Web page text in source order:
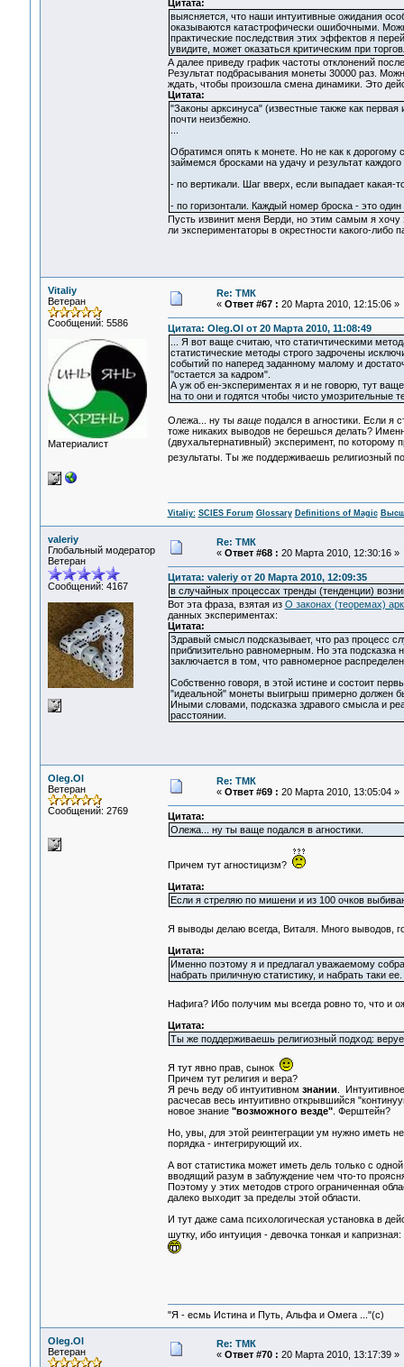
Цитата:
выясняется, что наши интуитивные ожидания
оказываются катастрофически ошибочными.
практические последствия этих эффектов я
увидите, может оказаться критическим при
А далее приведу график частоты отклонений
Результат подбрасывания монеты 30000 раз.
ждать, чтобы произошла смена динамики. Это
Цитата:
"Законы арксинуса" (известные также как
почти неизбежно.
Обратимся опять к монете. Но не как к дорогому
займемся бросками на удачу и результат
- по вертикали. Шаг вверх, если выпадает какая-
- по горизонтали. Каждый номер броска - это
Пусть извинит меня Верди, но этим самым я хочу
ли экспериментаторы в окрестности какого-либо
Vitaliy
Ветеран
Сообщений: 5586
Материалист
Re: ТМК
« Ответ #67 : 20 Марта 2010, 12:15:06 »
Цитата: Oleg.Ol от 20 Марта 2010, 11:08:49
... Я вот ваще считаю, что статичтическими
статистические методы строго задрочены
событий по наперед заданному малому и
"остается за кадром".
А уж об ен-экспериментах я и не говорю, тут
на то они и годятся чтобы чисто умозрительные
Олежа... ну ты ващеподался в агностики. Если я
тоже никаких выводов не берешься делать?
(двухальтернативный) эксперимент, по которому
результаты. Ты же поддерживаешь религиозный
Vitaliy: SCIES Forum Glossary Definitions of Magic
valeriy
Глобальный модератор
Ветеран
Сообщений: 4167
Re: ТМК
« Ответ #68 : 20 Марта 2010, 12:30:16 »
Цитата: valeriy от 20 Марта 2010, 12:09:35
в случайных процессах тренды (тенденции)
Вот эта фраза, взятая из О законах (теоремах)
данных экспериментах:
Цитата:
Здравый смысл подсказывает, что раз процесс
приблизительно равномерным. Но эта подсказка
заключается в том, что равномерное
Собственно говоря, в этой истине и состоит
"идеальной" монеты выигрыш примерно должен
Иными словами, подсказка здравого смысла и
расстоянии.
Oleg.Ol
Ветеран
Сообщений: 2769
Re: ТМК
« Ответ #69 : 20 Марта 2010, 13:05:04 »
Цитата:
Олежа... ну ты ваще подался в агностики.
Причем тут агностицизм?
Цитата:
Если я стреляю по мишени и из 100 очков
Я выводы делаю всегда, Виталя. Много выводов,
Цитата:
Именно поэтому я и предлагал уважаемому
набрать приличную статистику, и набрать таки
Нафига? Ибо получим мы всегда ровно то, что и
Цитата:
Ты же поддерживаешь религиозный подход:
Я тут явно прав, сынок
Причем тут религия и вера?
Я речь веду об интуитивном знании .
расчесав весь интуитивно открывшийся
новое знание "возможного везде". Ферштейн?
Но, увы, для этой реинтеграции ум нужно иметь
порядка - интегрирующий их.
А вот статистика может иметь дель только с
вводящий разум в заблуждение чем что-то
Поэтому у этих методов строго ограниченная
далеко выходит за пределы этой области.
И тут даже сама психологическая установка в
шутку, ибо интуиция - девочка тонкая и
"Я - есмь Истина и Путь, Альфа и Омега ..."(с)
Oleg.Ol
Ветеран
Re: ТМК
« Ответ #70 : 20 Марта 2010, 13:17:39 »